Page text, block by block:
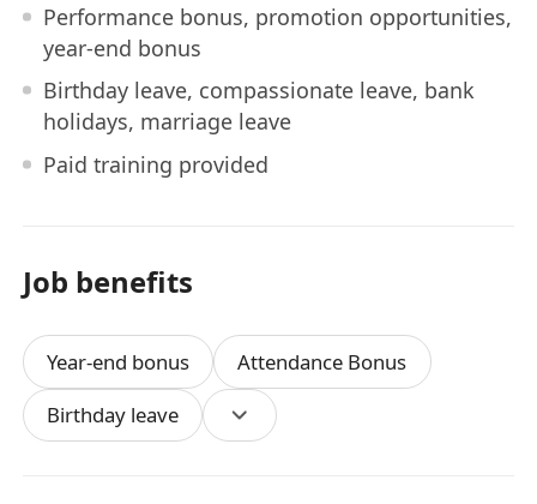
Performance bonus, promotion opportunities,
year-end bonus
Birthday leave, compassionate leave, bank
holidays, marriage leave
Paid training provided
Job benefits
Year-end bonus
Attendance Bonus
Birthday leave